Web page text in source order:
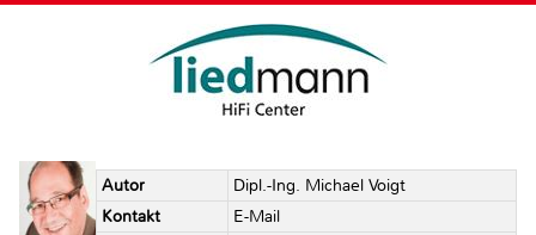
Autor
Dipl.-Ing. Michael Voigt
Kontakt
E-Mail